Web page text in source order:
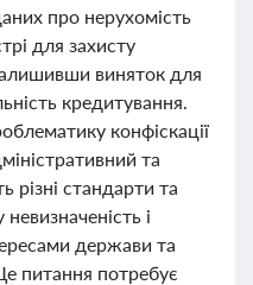
про нерухомість
для захисту
виняток для
кредитування.
конфіскації
та
різні стандарти та
і
держави та
питання потребує